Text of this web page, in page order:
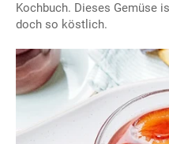
Kochbuch. Dieses Gemüse
doch so köstlich.